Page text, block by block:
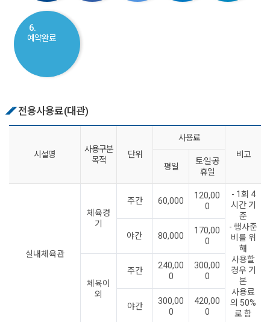
6.
예약완료
전용사용료(대관)
시설명
사용구분
목적
단위
사용료
비고
평일
토·일·공
휴일
실내체육관
체육경
기
주간 60,000
120,00
0
- 1회 4
시간 기
준
- 행사준
비를 위
해
사용할
경우 기
본
사용료
의 50%
로 함
야간 80,000
170,00
0
체육이
외
주간
240,00
0
300,00
0
야간
300,00
0
420,00
0